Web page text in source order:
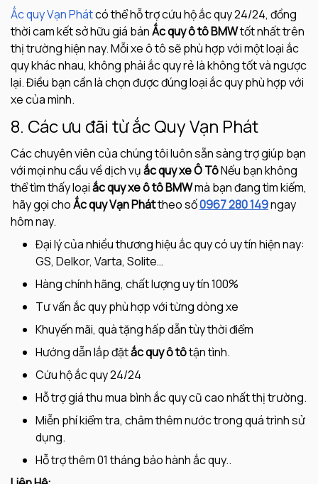
Ắc quy Vạn Phátcó thể hỗ trợ cứu hộ ắc quy 24/24, đồng
thời cam kết sở hữu giá bánẮc quy ô tô BMWtốt nhất trên
thị trường hiện nay. Mỗi xe ô tô sẽ phù hợp với một loại ắc
quy khác nhau, không phải ắc quy rẻ là không tốt và ngược
lại. Điều bạn cần là chọn được đúng loại ắc quy phù hợp với
xe của mình.
8. Các ưu đãi từ ắc Quy Vạn Phát
Các chuyên viên của chúng tôi luôn sẵn sàng trợ giúp bạn
với mọi nhu cầu về dịch vụắc quy xe Ô TôNếu bạn không
thể tìm thấy loạiắc quy xe ô tô BMWmà bạn đang tìm kiếm,
hãy gọi choẮc quy Vạn Pháttheo số0967 280 149ngay
hôm nay.
Đại lý của nhiều thương hiệu ắc quy có uy tín hiện nay:
GS, Delkor, Varta, Solite…
Hàng chính hãng, chất lượng uy tín 100%
Tư vấn ắc quy phù hợp với từng dòng xe
Khuyến mãi, quà tặng hấp dẫn tùy thời điểm
Hướng dẫn lắp đặtắc quy ô tôtận tình.
Cứu hộ ắc quy 24/24
Hỗ trợ giá thu mua bình ắc quy cũ cao nhất thị trường.
Miễn phí kiểm tra, châm thêm nước trong quá trình sử
dụng.
Hỗ trợ thêm 01 tháng bảo hành ắc quy..